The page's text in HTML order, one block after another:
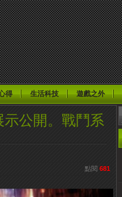
得 生活科技 遊戲之外
公開。戰鬥系
點閱 681